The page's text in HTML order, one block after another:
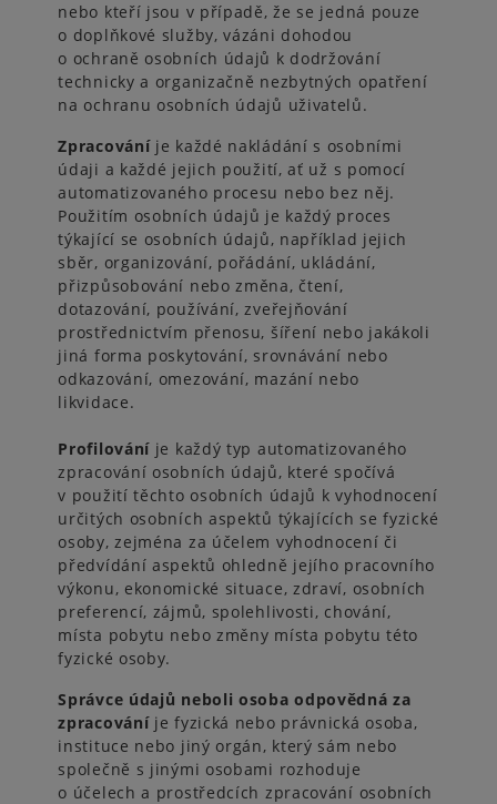
nebo kteří jsou v případě, že se jedná pouze
o doplňkové služby, vázáni dohodou
o ochraně osobních údajů k dodržování
technicky a organizačně nezbytných opatření
na ochranu osobních údajů uživatelů.
Zpracováníje každé nakládání s osobními
údaji a každé jejich použití, ať už s pomocí
automatizovaného procesu nebo bez něj.
Použitím osobních údajů je každý proces
týkající se osobních údajů, například jejich
sběr, organizování, pořádání, ukládání,
přizpůsobování nebo změna, čtení,
dotazování, používání, zveřejňování
prostřednictvím přenosu, šíření nebo jakákoli
jiná forma poskytování, srovnávání nebo
odkazování, omezování, mazání nebo
likvidace.
Profilování je každý typ automatizovaného
zpracování osobních údajů, které spočívá
v použití těchto osobních údajů k vyhodnocení
určitých osobních aspektů týkajících se fyzické
osoby, zejména za účelem vyhodnocení či
předvídání aspektů ohledně jejího pracovního
výkonu, ekonomické situace, zdraví, osobních
preferencí, zájmů, spolehlivosti, chování,
místa pobytu nebo změny místa pobytu této
fyzické osoby.
Správce údajů neboli osoba odpovědná za
zpracováníje fyzická nebo právnická osoba,
instituce nebo jiný orgán, který sám nebo
společně s jinými osobami rozhoduje
o účelech a prostředcích zpracování osobních